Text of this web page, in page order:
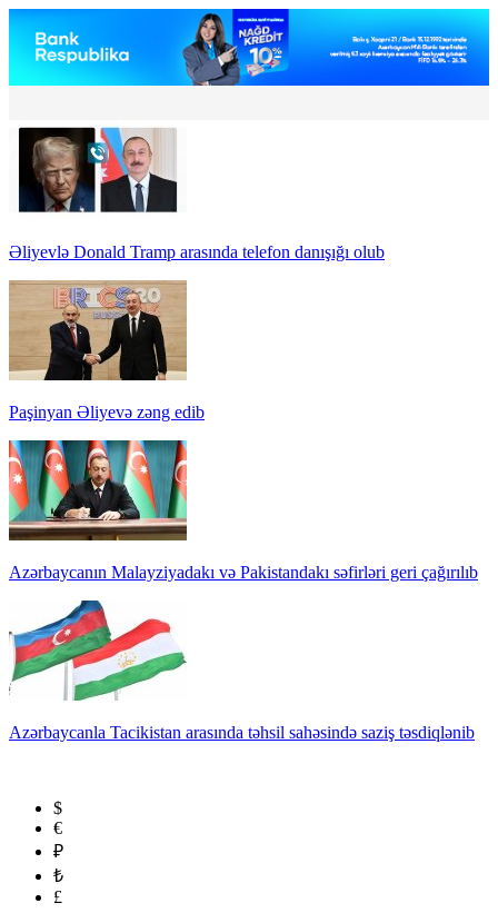
Əliyevlə Donald Tramp arasında telefon danışığı olub
Paşinyan Əliyevə zəng edib
Azərbaycanın Malayziyadakı və Pakistandakı səfirləri geri çağırılıb
Azərbaycanla Tacikistan arasında təhsil sahəsində saziş təsdiqlənib
$
€
₽
₺
£